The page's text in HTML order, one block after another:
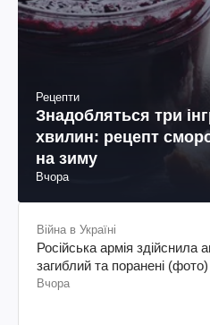
Рецепти
Знадобляться три
хвилин: рецепт
на зиму
Вчора
Війна в Україні
Російська армія здійснила
загиблий та поранені (фото)
Вчора